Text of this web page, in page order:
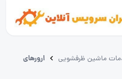
ماشین ظرفشویی
ارورهای